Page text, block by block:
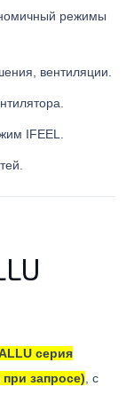
режимы
вентиляции.
IFEEL.
серия
при запросе), с